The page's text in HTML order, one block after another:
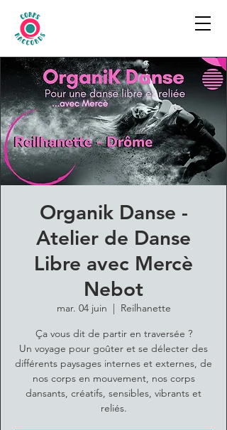
Organik Danse -
Atelier de Danse
Libre avec Mercè
Nebot
mar. 04 juin
  |
Reilhanette
Ça vous dit de partir en traversée ?
Un voyage pour goûter et se délecter des
différents paysages internes et externes, de
nos corps en mouvement, nos corps
dansants, créatifs, sensibles, vibrants et
reliés.